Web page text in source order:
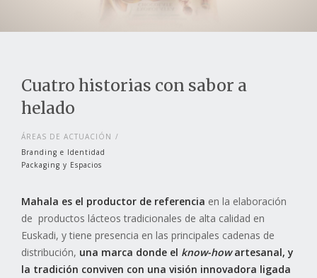
Cuatro historias con sabor a
helado
ÁREAS DE ACTUACIÓN
Branding e Identidad
Packaging y Espacios
Mahala es el productor de referencia en la elaboración
de productos lácteos tradicionales de alta calidad en
Euskadi, y tiene presencia en las principales cadenas de
distribución, una marca donde el know-howartesanal, y
la tradición conviven con una visión innovadora ligada